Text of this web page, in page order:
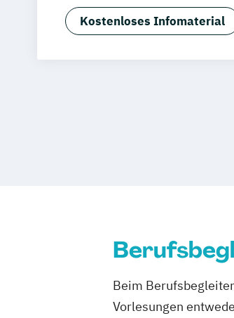
Kostenloses Infomaterial
Beim
Vorlesungen